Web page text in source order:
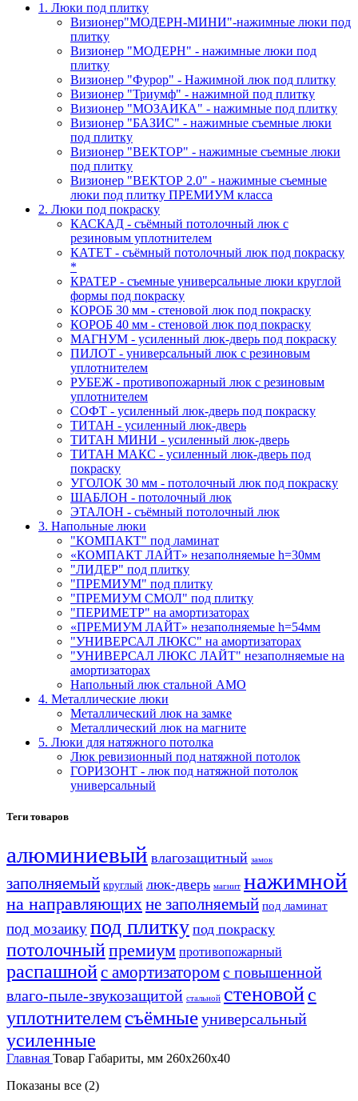
1. Люки под плитку
Визионер"МОДЕРН-МИНИ"-нажимные люки под
плитку
Визионер "МОДЕРН" - нажимные люки под
плитку
Визионер "Фурор" - Нажимной люк под плитку
Визионер "Триумф" - нажимной под плитку
Визионер "МОЗАИКА" - нажимные под плитку
Визионер "БАЗИС" - нажимные съемные люки
под плитку
Визионер "ВЕКТОР" - нажимные съемные люки
под плитку
Визионер "ВЕКТОР 2.0" - нажимные съемные
люки под плитку ПРЕМИУМ класса
2. Люки под покраску
КАСКАД - съёмный потолочный люк с
резиновым уплотнителем
КАТЕТ - съёмный потолочный люк под покраску
*
КРАТЕР - съемные универсальные люки круглой
формы под покраску
КОРОБ 30 мм - стеновой люк под покраску
КОРОБ 40 мм - стеновой люк под покраску
МАГНУМ - усиленный люк-дверь под покраску
ПИЛОТ - универсальный люк с резиновым
уплотнителем
РУБЕЖ - противопожарный люк с резиновым
уплотнителем
СОФТ - усиленный люк-дверь под покраску
ТИТАН - усиленный люк-дверь
ТИТАН МИНИ - усиленный люк-дверь
ТИТАН МАКС - усиленный люк-дверь под
покраску
УГОЛОК 30 мм - потолочный люк под покраску
ШАБЛОН - потолочный люк
ЭТАЛОН - съёмный потолочный люк
3. Напольные люки
"КОМПАКТ" под ламинат
«КОМПАКТ ЛАЙТ» незаполняемые h=30мм
"ЛИДЕР" под плитку
"ПРЕМИУМ" под плитку
"ПРЕМИУМ СМОЛ" под плитку
"ПЕРИМЕТР" на амортизаторах
«ПРЕМИУМ ЛАЙТ» незаполняемые h=54мм
"УНИВЕРСАЛ ЛЮКС" на амортизаторах
"УНИВЕРСАЛ ЛЮКС ЛАЙТ" незаполняемые на
амортизаторах
Напольный люк стальной АМО
4. Металлические люки
Металлический люк на замке
Металлический люк на магните
5. Люки для натяжного потолка
Люк ревизионный под натяжной потолок
ГОРИЗОНТ - люк под натяжной потолок
универсальный
Теги товаров
алюминиевый влагозащитный замок
заполняемый круглый люк-дверь магнит нажимной
на направляющихне заполняемый под ламинат
под мозаикупод плитку под покраску
потолочныйпремиум противопожарный
распашнойс амортизаторомс повышенной
влаго-пыле-звукозащитой стальной стеновойс
уплотнителемсъёмныеуниверсальный
усиленные
Главная Товар Габариты, мм 260х260х40
Показаны все (2)